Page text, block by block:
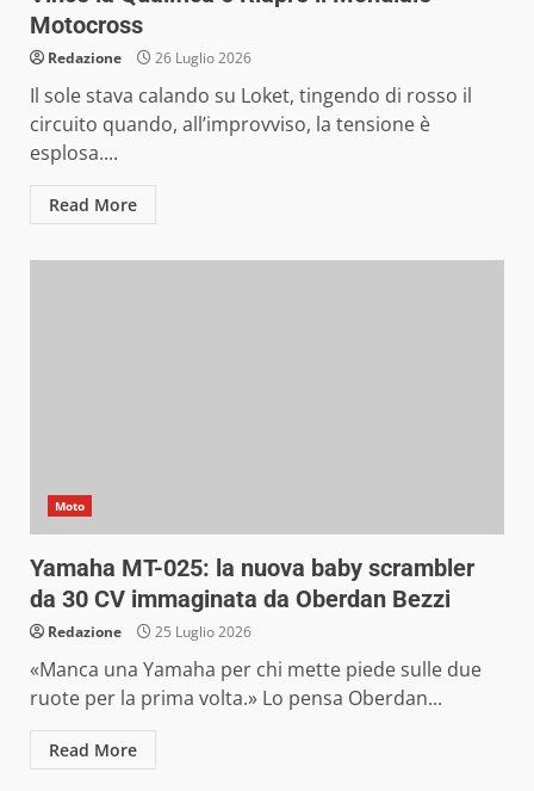
Motocross
Redazione 26 Luglio 2026
Il sole stava calando su Loket, tingendo di rosso il
circuito quando, all’improvviso, la tensione è
esplosa....
Read More
Moto
Yamaha MT-025: la nuova baby scrambler
da 30 CV immaginata da Oberdan Bezzi
Redazione 25 Luglio 2026
«Manca una Yamaha per chi mette piede sulle due
ruote per la prima volta.» Lo pensa Oberdan...
Read More